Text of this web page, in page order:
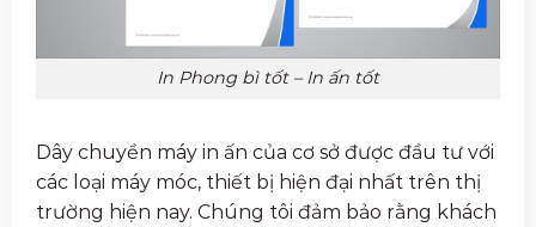
In Phong bì tốt – In ấn tốt
Dây chuyền máy in ấn của cơ sở được đầu tư với
các loại máy móc, thiết bị hiện đại nhất trên thị
trường hiện nay. Chúng tôi đảm bảo rằng khách